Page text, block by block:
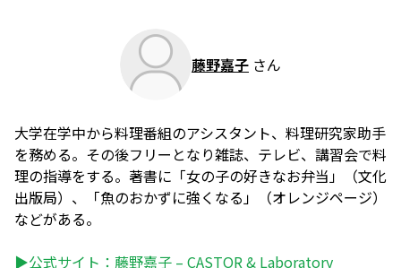
藤野嘉子 さん
大学在学中から料理番組のアシスタント、料理研究家助手
を務める。その後フリーとなり雑誌、テレビ、講習会で料
理の指導をする。著書に「女の子の好きなお弁当」（文化
出版局）、「魚のおかずに強くなる」（オレンジページ）
などがある。
▶公式サイト： 藤野嘉子 – CASTOR & Laboratory